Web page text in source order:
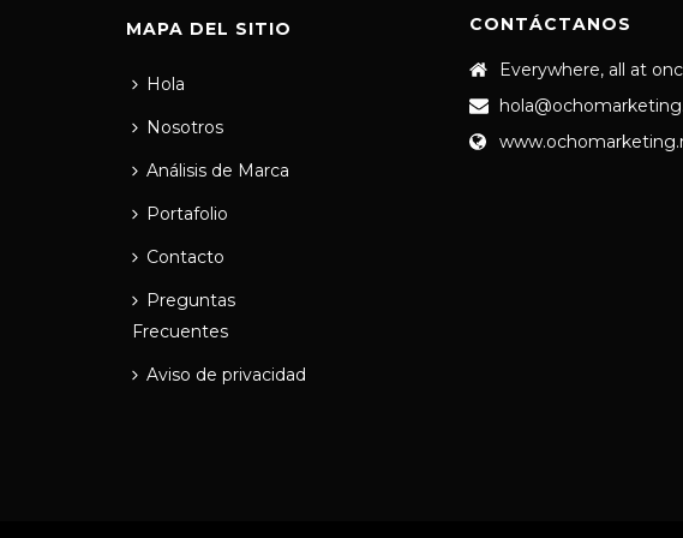
MAPA DEL SITIO
Hola
Nosotros
Análisis de Marca
Portafolio
Contacto
Preguntas
Frecuentes
Aviso de privacidad
CONTÁCTANOS
Everywhere, all at